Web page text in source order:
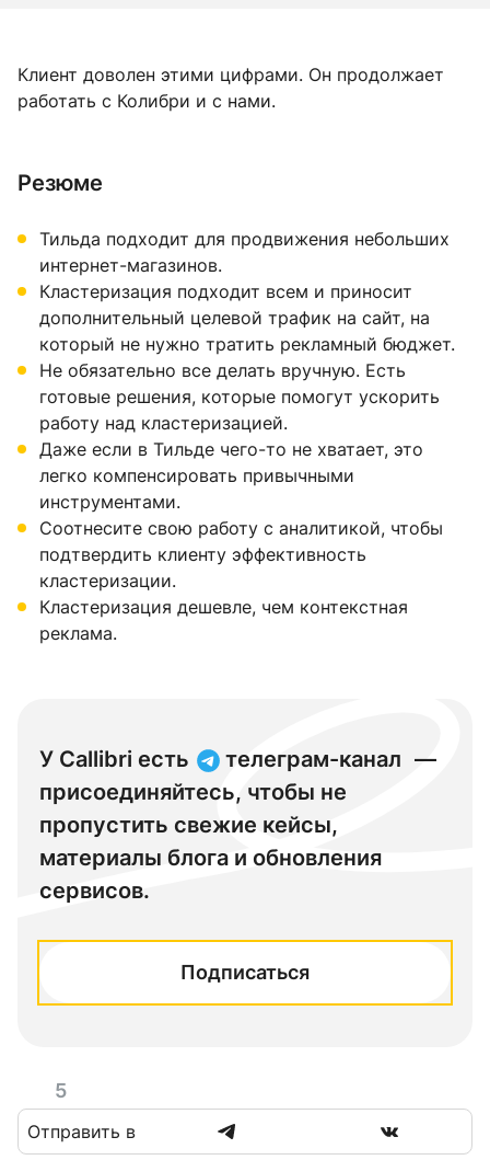
Клиент доволен этими цифрами. Он продолжает
работать с Колибри и с нами.
Резюме
Тильда подходит для продвижения небольших
интернет-магазинов.
Кластеризация подходит всем и приносит
дополнительный целевой трафик на сайт, на
который не нужно тратить рекламный бюджет.
Не обязательно все делать вручную. Есть
готовые решения, которые помогут ускорить
работу над кластеризацией.
Даже если в Тильде чего-то не хватает, это
легко компенсировать привычными
инструментами.
Соотнесите свою работу с аналитикой, чтобы
подтвердить клиенту эффективность
кластеризации.
Кластеризация дешевле, чем контекстная
реклама.
У Callibri есть телеграм-канал —
присоединяйтесь, чтобы не
пропустить свежие кейсы,
материалы блога и обновления
сервисов.
Подписаться
5
Отправить в